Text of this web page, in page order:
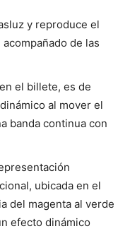
y reproduce el
de las
el billete, es de
al mover el
banda continua con
ubicada en el
del magenta al verde
efecto dinámico